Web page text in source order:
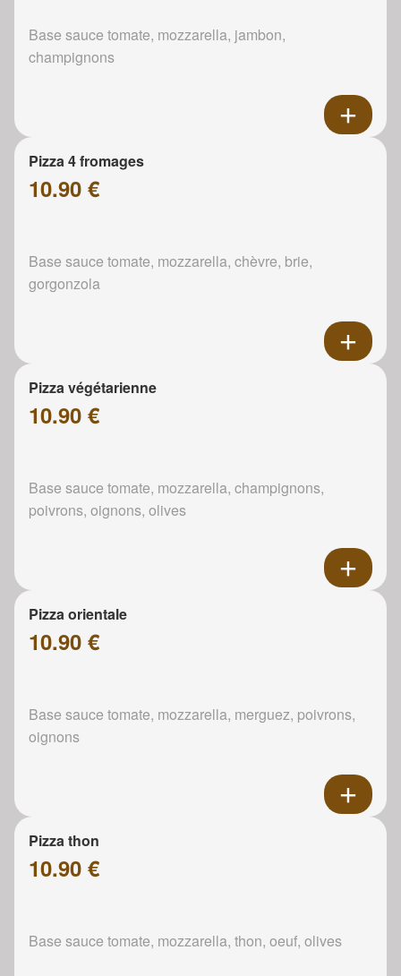
Base sauce tomate, mozzarella, jambon,
champignons
Pizza 4 fromages
10.90 €
Base sauce tomate, mozzarella, chèvre, brie,
gorgonzola
Pizza végétarienne
10.90 €
Base sauce tomate, mozzarella, champignons,
poivrons, oignons, olives
Pizza orientale
10.90 €
Base sauce tomate, mozzarella, merguez, poivrons,
oignons
Pizza thon
10.90 €
Base sauce tomate, mozzarella, thon, oeuf, olives